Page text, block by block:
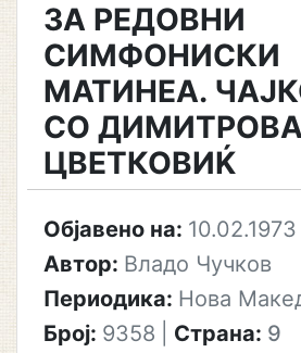
ЗА РЕДОВНИ
СИМФОНИСКИ
МАТИНЕА.
СО
ЦВЕТКОВИЌ
Објавено на: 10.02.1973
Автор: Владо Чучков
Периодика: Нова
Број: 9358 Страна: 9